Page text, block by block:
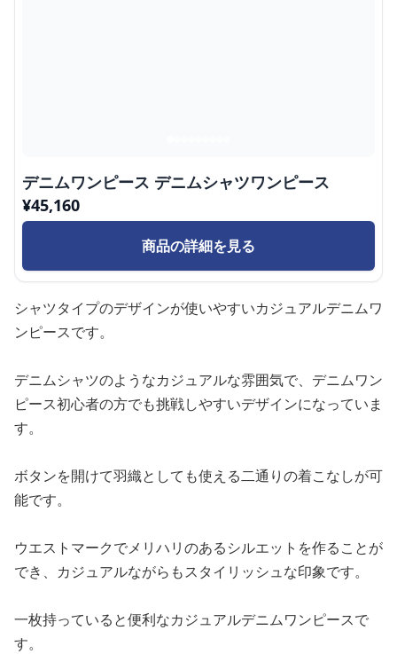
デニムワンピース デニムシャツワンピース
¥45,160
商品の詳細を見る
シャツタイプのデザインが使いやすいカジュアルデニムワ
ンピースです。
デニムシャツのようなカジュアルな雰囲気で、デニムワン
ピース初心者の方でも挑戦しやすいデザインになっていま
す。
ボタンを開けて羽織としても使える二通りの着こなしが可
能です。
ウエストマークでメリハリのあるシルエットを作ることが
でき、カジュアルながらもスタイリッシュな印象です。
一枚持っていると便利なカジュアルデニムワンピースで
す。